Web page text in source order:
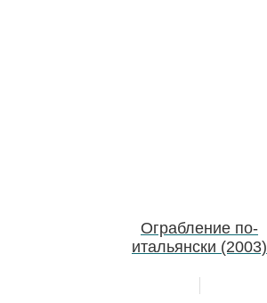
Ограбление по-
итальянски (2003)